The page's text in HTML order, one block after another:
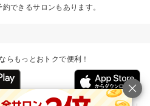
できるサロンもあります。
らもっとおトクで便利！